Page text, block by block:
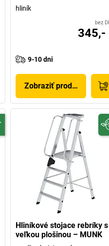
hliník
bez
345,-
9-10 dni
Zobraziť produkt
Hliníkové stojace rebríky s
veľkou plošinou – MUNK